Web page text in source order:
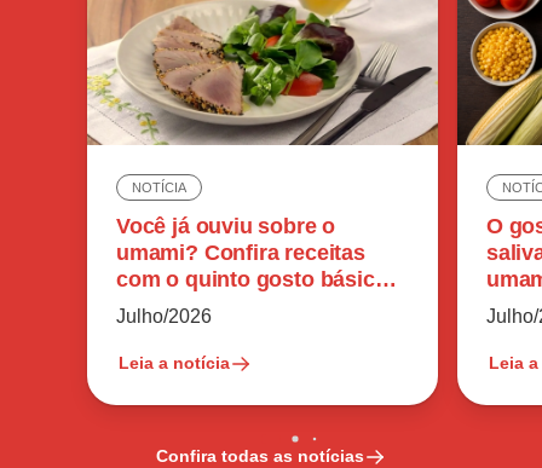
NOTÍCIA
Você já ouviu sobre o
umami? Confira receitas
com o quinto gosto básico
do paladar humano
Julho/2026
Leia a notícia
O
Leia
Confira todas as notícias